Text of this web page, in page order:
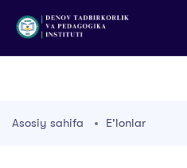
TG TR
Asosiy sahifa E'lonlar